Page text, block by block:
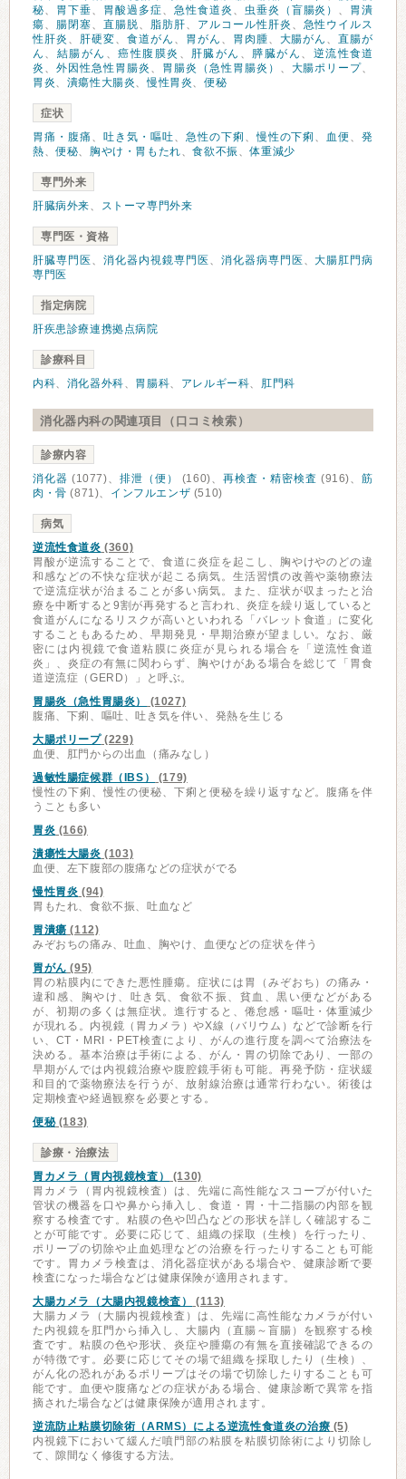
秘、 胃下垂、 胃酸過多症、 急性食道炎 、 虫垂炎（盲腸炎） 、 胃潰
瘍、 腸閉塞、 直腸脱、 脂肪肝、 アルコール性肝炎 、 急性ウイルス
性肝炎 、 肝硬変、 食道がん 、 胃がん 、 胃肉腫、 大腸がん 、直腸が
ん 、 結腸がん 、癌性腹膜炎 、 肝臓がん 、 膵臓がん 、 逆流性食道
炎 、 外因性急性胃腸炎 、 胃腸炎（急性胃腸炎） 、 大腸ポリープ、
胃炎、 潰瘍性大腸炎、慢性胃炎、便秘
症状
胃痛・腹痛 、 吐き気・嘔吐、 急性の下痢 、慢性の下痢 、 血便、発
熱、便秘、 胸やけ・胃もたれ、食欲不振 、体重減少
専門外来
肝臓病外来、 ストーマ専門外来
専門医・資格
肝臓専門医 、 消化器内視鏡専門医 、 消化器病専門医 、大腸肛門病
専門医
指定病院
肝疾患診療連携拠点病院
診療科目
内科、 消化器外科、 胃腸科、 アレルギー科、 肛門科
消化器内科の関連項目（口コミ検索）
診療内容
消化器 (1077)、 排泄（便） (160)、再検査・精密検査 (916)、筋
肉・骨 (871)、 インフルエンザ (510)
病気
逆流性食道炎 (360)
胃酸が逆流することで、食道に炎症を起こし、胸やけやのどの違
和感などの不快な症状が起こる病気。生活習慣の改善や薬物療法
で逆流症状が治まることが多い病気。また、症状が収まったと治
療を中断すると9割が再発すると言われ、炎症を繰り返していると
食道がんになるリスクが高いといわれる「バレット食道」に変化
することもあるため、早期発見・早期治療が望ましい。なお、厳
密には内視鏡で食道粘膜に炎症が見られる場合を「逆流性食道
炎」、炎症の有無に関わらず、胸やけがある場合を総じて「胃食
道逆流症（GERD）」と呼ぶ。
胃腸炎（急性胃腸炎）
(1027)
腹痛、下痢、嘔吐、吐き気を伴い、発熱を生じる
大腸ポリープ(229)
血便、肛門からの出血（痛みなし）
過敏性腸症候群（IBS）
(179)
慢性の下痢、慢性の便秘、下痢と便秘を繰り返すなど。腹痛を伴
うことも多い
胃炎 (166)
潰瘍性大腸炎 (103)
血便、左下腹部の腹痛などの症状がでる
慢性胃炎 (94)
胃もたれ、食欲不振、吐血など
胃潰瘍 (112)
みぞおちの痛み、吐血、胸やけ、血便などの症状を伴う
胃がん (95)
胃の粘膜内にできた悪性腫瘍。症状には胃（みぞおち）の痛み・
違和感、胸やけ、吐き気、食欲不振、貧血、黒い便などがある
が、初期の多くは無症状。進行すると、倦怠感・嘔吐・体重減少
が現れる。内視鏡（胃カメラ）やX線（バリウム）などで診断を行
い、CT・MRI・PET検査により、がんの進行度を調べて治療法を
決める。基本治療は手術による、がん・胃の切除であり、一部の
早期がんでは内視鏡治療や腹腔鏡手術も可能。再発予防・症状緩
和目的で薬物療法を行うが、放射線治療は通常行わない。術後は
定期検査や経過観察を必要とする。
便秘(183)
診療・治療法
胃カメラ（胃内視鏡検査）
(130)
胃カメラ（胃内視鏡検査）は、先端に高性能なスコープが付いた
管状の機器を口や鼻から挿入し、食道・胃・十二指腸の内部を観
察する検査です。粘膜の色や凹凸などの形状を詳しく確認するこ
とが可能です。必要に応じて、組織の採取（生検）を行ったり、
ポリープの切除や止血処理などの治療を行ったりすることも可能
です。胃カメラ検査は、消化器症状がある場合や、健康診断で要
検査になった場合などは健康保険が適用されます。
大腸カメラ（大腸内視鏡検査）
(113)
大腸カメラ（大腸内視鏡検査）は、先端に高性能なカメラが付い
た内視鏡を肛門から挿入し、大腸内（直腸～盲腸）を観察する検
査です。粘膜の色や形状、炎症や腫瘍の有無を直接確認できるの
が特徴です。必要に応じてその場で組織を採取したり（生検）、
がん化の恐れがあるポリープはその場で切除したりすることも可
能です。血便や腹痛などの症状がある場合、健康診断で異常を指
摘された場合などは健康保険が適用されます。
逆流防止粘膜切除術（ARMS）による逆流性食道炎の治療 (5)
内視鏡下において緩んだ噴門部の粘膜を粘膜切除術により切除し
て、隙間なく修復する方法。